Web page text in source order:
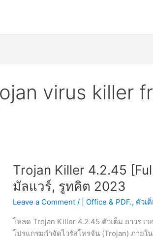
virus killer
Trojan Killer 4.2.45
มัลแวร์, รูทคิต 2023
Leave a Comment / | Office & PDF., ตัวเ
โหลด Trojan Killer 4.2.45 ตัวเต็ม ถาวร เ
โปรแกรมกำจัดไวรัสโทรจัน (Trojan) ภายใ